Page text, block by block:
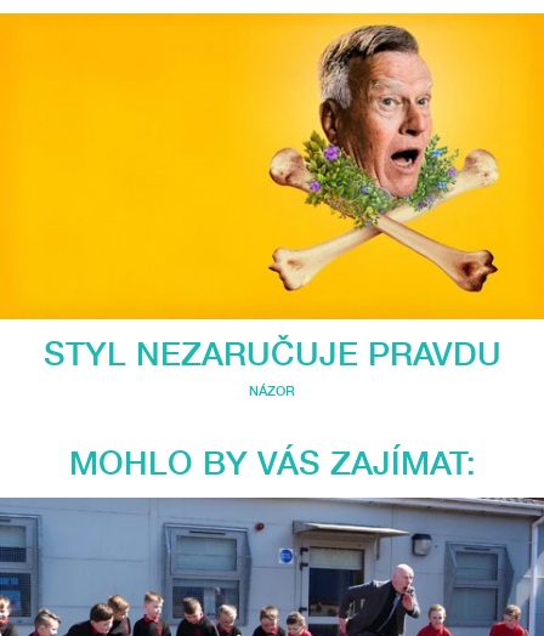
STYL NEZARUČUJE PRAVDU
NÁZOR
MOHLO BY VÁS ZAJÍMAT: